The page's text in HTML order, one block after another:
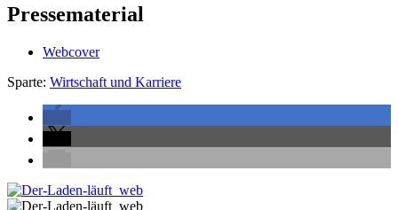
Pressematerial
Webcover
Sparte: Wirtschaft und Karriere
Seitenleiste